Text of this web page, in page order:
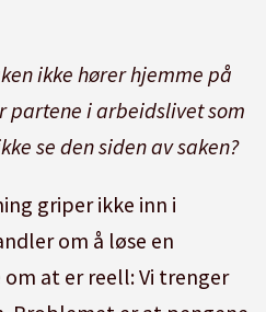
ikke hører hjemme på
partene i arbeidslivet som
se den siden av saken?
griper ikke inn i
om å løse en
at er reell: Vi trenger